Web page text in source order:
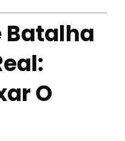
Batalha
O